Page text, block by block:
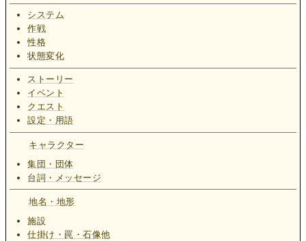
システム
作戦
性格
状態変化
ストーリー
イベント
クエスト
設定・用語
キャラクター
集団・団体
台詞・メッセージ
地名・地形
施設
仕掛け・罠・石像他